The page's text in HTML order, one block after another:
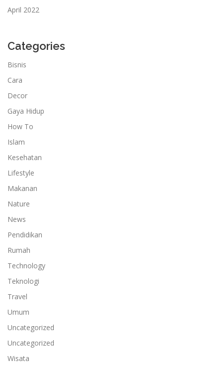
April 2022
Categories
Bisnis
Cara
Decor
Gaya Hidup
How To
Islam
Kesehatan
Lifestyle
Makanan
Nature
News
Pendidikan
Rumah
Technology
Teknologi
Travel
Umum
Uncategorized
Uncategorized
Wisata